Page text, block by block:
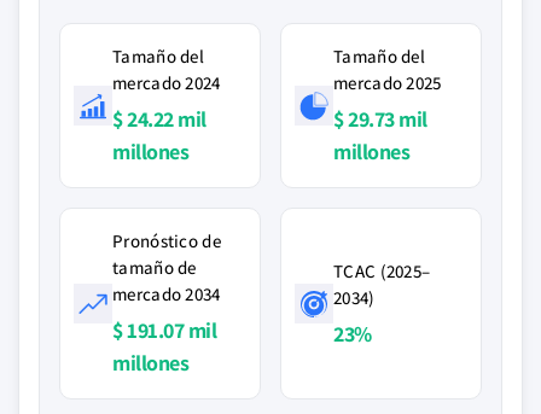
Tamaño del
mercado 2024
$ 24.22 mil
millones
Tamaño del
mercado 2025
$ 29.73 mil
millones
Pronóstico de
tamaño de
mercado 2034
$ 191.07 mil
millones
TCAC (2025–
2034)
23%